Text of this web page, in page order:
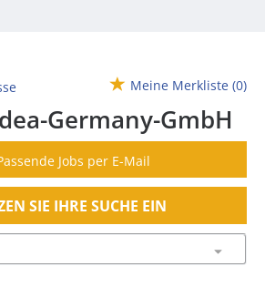
Meine Merkliste (0)
Germany-GmbH
Jobs per E-Mail
SIE IHRE SUCHE EIN